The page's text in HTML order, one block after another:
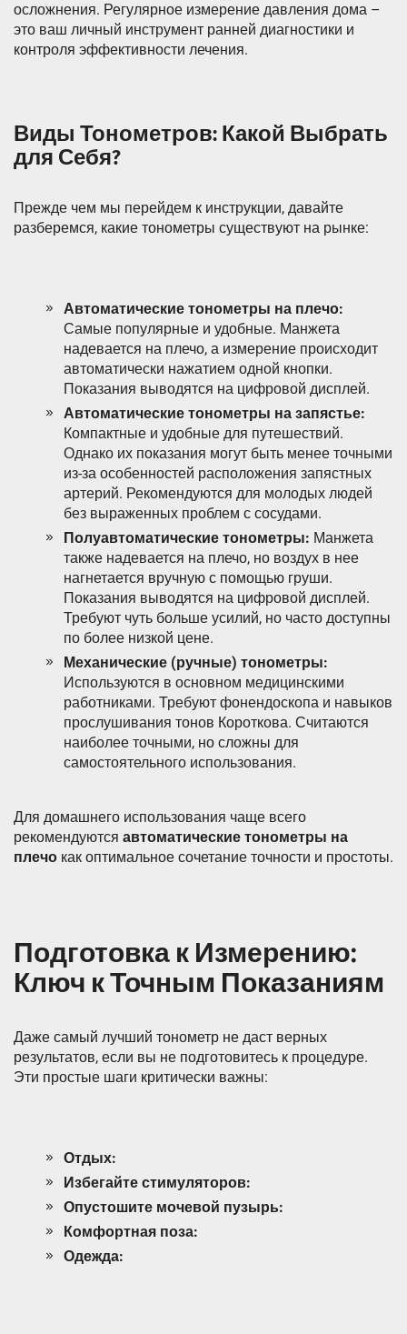
осложнения. Регулярное измерение давления дома –
это ваш личный инструмент ранней диагностики и
контроля эффективности лечения.
Виды Тонометров: Какой Выбрать
для Себя?
Прежде чем мы перейдем к инструкции, давайте
разберемся, какие тонометры существуют на рынке:
Автоматические тонометры на плечо:
Самые популярные и удобные. Манжета
надевается на плечо, а измерение происходит
автоматически нажатием одной кнопки.
Показания выводятся на цифровой дисплей.
Автоматические тонометры на запястье:
Компактные и удобные для путешествий.
Однако их показания могут быть менее точными
из-за особенностей расположения запястных
артерий. Рекомендуются для молодых людей
без выраженных проблем с сосудами.
Полуавтоматические тонометры: Манжета
также надевается на плечо, но воздух в нее
нагнетается вручную с помощью груши.
Показания выводятся на цифровой дисплей.
Требуют чуть больше усилий, но часто доступны
по более низкой цене.
Механические (ручные) тонометры:
Используются в основном медицинскими
работниками. Требуют фонендоскопа и навыков
прослушивания тонов Короткова. Считаются
наиболее точными, но сложны для
самостоятельного использования.
Для домашнего использования чаще всего
рекомендуются автоматические тонометры на
плечо как оптимальное сочетание точности и простоты.
Подготовка к Измерению:
Ключ к Точным Показаниям
Даже самый лучший тонометр не даст верных
результатов, если вы не подготовитесь к процедуре.
Эти простые шаги критически важны:
Отдых:
Избегайте стимуляторов:
Опустошите мочевой пузырь:
Комфортная поза:
Одежда: